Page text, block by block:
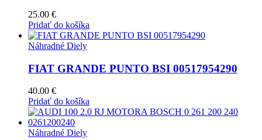
25.00 €
Pridať do košíka
Náhradné Diely
FIAT GRANDE PUNTO BSI 00517954290
40.00 €
Pridať do košíka
Náhradné Diely